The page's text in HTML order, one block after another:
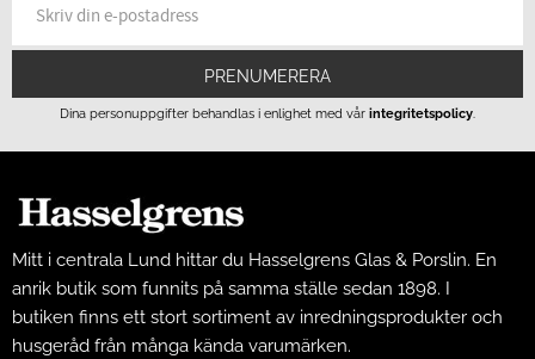
PRENUMERERA
Dina personuppgifter behandlas i enlighet med vår integritetspolicy.
Mitt i centrala Lund hittar du Hasselgrens Glas & Porslin. En
anrik butik som funnits på samma ställe sedan 1898. I
butiken finns ett stort sortiment av inredningsprodukter och
husgeråd från många kända varumärken.